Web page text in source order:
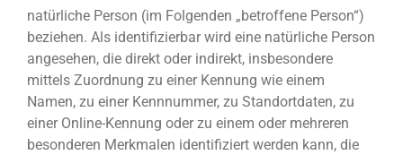
natürliche Person (im Folgenden „betroffene Person“)
beziehen. Als identifizierbar wird eine natürliche Person
angesehen, die direkt oder indirekt, insbesondere
mittels Zuordnung zu einer Kennung wie einem
Namen, zu einer Kennnummer, zu Standortdaten, zu
einer Online-Kennung oder zu einem oder mehreren
besonderen Merkmalen identifiziert werden kann, die